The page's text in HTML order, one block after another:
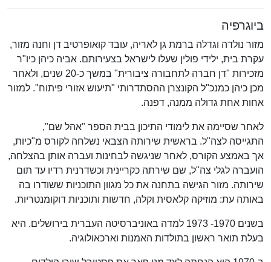
ביוגרפיה
מזור נולדה וגדלה ברמת גן לאריה, עובד קואופרטיב דן וחנה מזור,
עקרת בית, ילידי פולין שעלו לישראל בצעירותם. אביה כיהן כיו"ר
מזכירות "דן חברה לתחבורה ציבורית" במשך כ-20 שנים, ולאחר
מכן כיהן כמנכ"ל הקונצרן ההסתדרותי "תיעוש אזורי פיתוח". למזור
אחות אחת גדולה ממנה, דפנה.
לאחר שסיימה את לימודי התיכון בבית הספר "אהל שם",
התגייסה לצה"ל. בראשית שירותה הצבאי נשלחה לקורס מ"כיות,
אך באמצע הקורס, לאחר שניגשה לבחינות ועברה אותן בהצלחה,
הועברה לגלי צה"ל, שם שירתה כקריינית וכשדרנית רדיו עד תום
שירותה. מזור הגישה בתחנה את כל מגוון התוכניות ששודרו בה
באותה עת: מוזיקה קלאסית וקלה, חדשות ותוכניות דוקומנטריות.
בשנים 1970- 1973 למדה באוניברסיטה העברית בירושלים. היא
בעלת תואר ראשון בתולדות האמנות וארכאולוגיה.